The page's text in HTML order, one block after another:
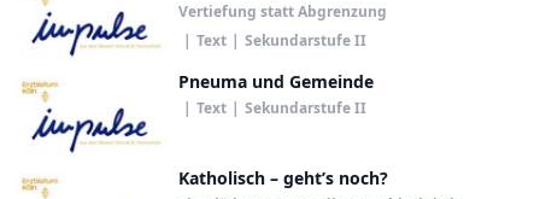
Vertiefung statt Abgrenzung
| Text | Sekundarstufe II
Pneuma und Gemeinde
| Text | Sekundarstufe II
Katholisch – geht’s noch?